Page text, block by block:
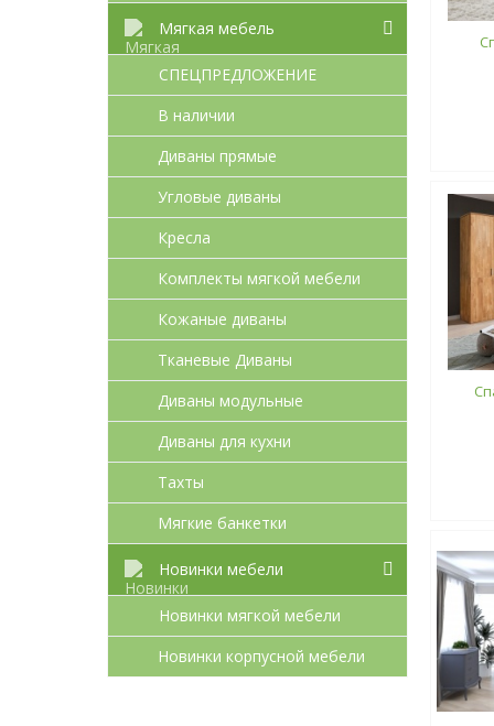
Мягкая мебель
СПЕЦПРЕДЛОЖЕНИЕ
В наличии
Диваны прямые
Угловые диваны
Кресла
Комплекты мягкой мебели
Кожаные диваны
Тканевые Диваны
Диваны модульные
Диваны для кухни
Тахты
Мягкие банкетки
Новинки мебели
Новинки мягкой мебели
Новинки корпусной мебели